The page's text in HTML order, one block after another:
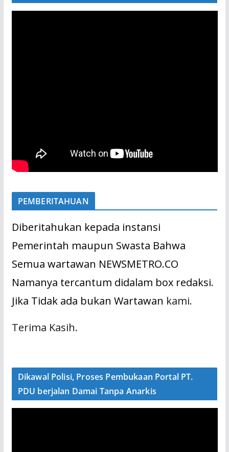
PEMBERITAHUAN
Diberitahukan kepada instansi
Pemerintah maupun Swasta Bahwa
Semua wartawan NEWSMETRO.CO
Namanya tercantum didalam box redaksi.
Jika Tidak ada bukan Wartawan kami.
Terima Kasih.
Dikawal Polisi, Proses Pembukaan Portal PT.
PDU berjalan Damai Tanpa Anarkis